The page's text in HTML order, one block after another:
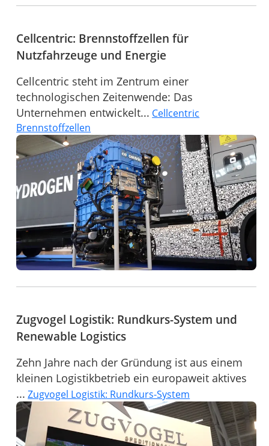
Cellcentric: Brennstoffzellen für
Nutzfahrzeuge und Energie
Cellcentric steht im Zentrum einer
technologischen Zeitenwende: Das
Unternehmen entwickelt... Cellcentric
Brennstoffzellen
Zugvogel Logistik: Rundkurs-System und
Renewable Logistics
Zehn Jahre nach der Gründung ist aus einem
kleinen Logistikbetrieb ein europaweit aktives
... Zugvogel Logistik: Rundkurs-System